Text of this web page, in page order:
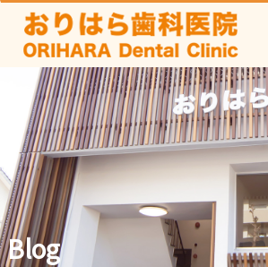
Skip
content
Blog